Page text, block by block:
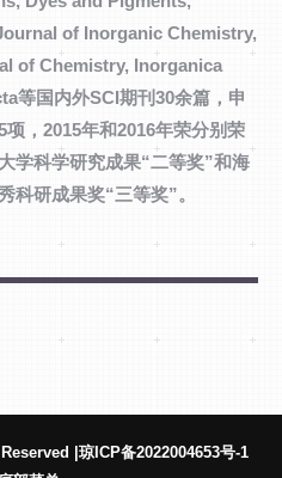
of Inorganic Chemistry,
of Chemistry, Inorganica
等国内外SCI期刊30余篇，申
项，2015年和2016年荣分别荣
学科学研究成果“二等奖”和海
科研成果奖“三等奖”。
| 琼ICP备2022004653号-1